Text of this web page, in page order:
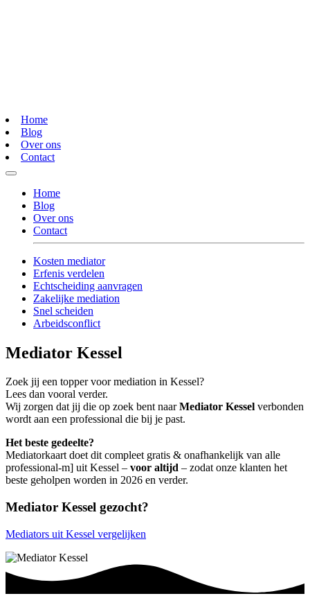
Home
Blog
Over ons
Contact
Home
Blog
Over ons
Contact
Kosten mediator
Erfenis verdelen
Echtscheiding aanvragen
Zakelijke mediation
Snel scheiden
Arbeidsconflict
Mediator Kessel
Zoek jij een topper voor mediation in Kessel?
Lees dan vooral verder.
Wij zorgen dat jij die op zoek bent naarMediator Kessel verbonden
wordt aan een professional die bij je past.
Het beste gedeelte?
Mediatorkaart doet dit compleet gratis & onafhankelijk van alle
professional-m] uit Kessel – voor altijd – zodat onze klanten het
beste geholpen worden in 2026 en verder.
Mediator Kessel gezocht?
Mediators uit Kessel vergelijken